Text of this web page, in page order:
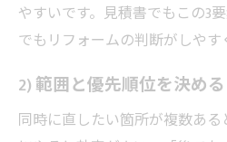
やすいです。見積書でもこの3
でもリフォームの判断がしやす
2) 範囲と優先順位を決める
同時に直したい箇所が複数あ